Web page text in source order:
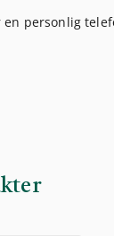
personlig